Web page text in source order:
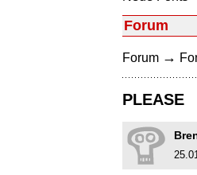
Forum
Forum →
PLEASE